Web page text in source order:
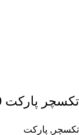
تکسچر پارکت 029
تکسچر , پارکت